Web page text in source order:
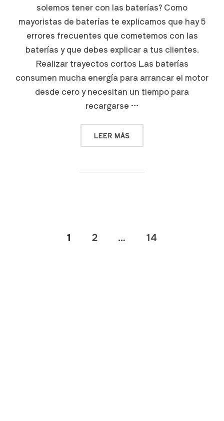
solemos tener con las baterías? Como
mayoristas de baterías te explicamos que hay 5
errores frecuentes que cometemos con las
baterías y que debes explicar a tus clientes.
Realizar trayectos cortos Las baterías
consumen mucha energía para arrancar el motor
desde cero y necesitan un tiempo para
recargarse …
LEER MÁS
1 2 … 14